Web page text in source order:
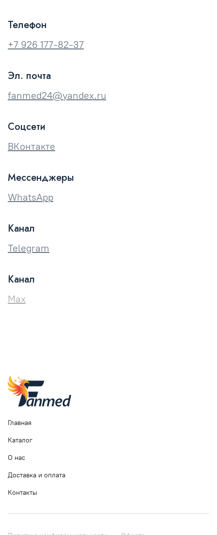
Телефон
+7 926 177-82-37
Эл. почта
fanmed24@yandex.ru
Соцсети
ВКонтакте
Мессенджеры
WhatsApp
Канал
Telegram
Канал
Max
Главная
Каталог
О нас
Доставка и оплата
Контакты